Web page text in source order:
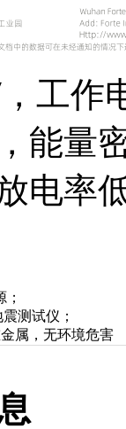
工作
能量
电率
测试仪；
属，无环境危害